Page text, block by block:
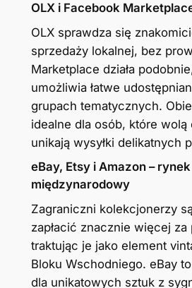
OLX i Facebook
OLX sprawdza się
sprzedaży lokalnej, bez
Marketplace działa
umożliwia łatwe
grupach tematycznych.
idealne dla osób, które wolą
unikają wysyłki delikatnych
eBay, Etsy i Amazon – rynek
międzynarodowy
Zagraniczni kolekcjonerzy
zapłacić znacznie więcej za
traktując je jako element
Bloku Wschodniego. eBay
dla unikatowych sztuk z